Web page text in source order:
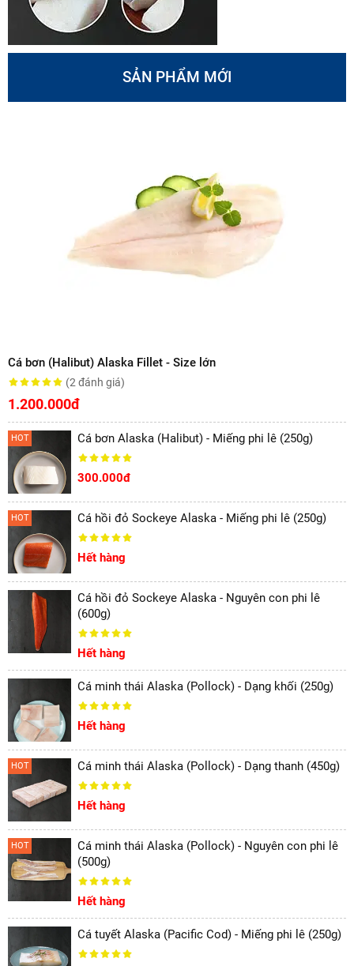
SẢN PHẨM MỚI
Cá bơn (Halibut) Alaska Fillet - Size lớn
(2 đánh giá)
1.200.000đ
HOT Cá bơn Alaska (Halibut) - Miếng phi lê (250g)
300.000đ
HOT Cá hồi đỏ Sockeye Alaska - Miếng phi lê (250g)
Hết hàng
Cá hồi đỏ Sockeye Alaska - Nguyên con phi lê
(600g)
Hết hàng
Cá minh thái Alaska (Pollock) - Dạng khối (250g)
Hết hàng
HOT Cá minh thái Alaska (Pollock) - Dạng thanh (450g)
Hết hàng
HOT
Cá minh thái Alaska (Pollock) - Nguyên con phi lê
(500g)
Hết hàng
Cá tuyết Alaska (Pacific Cod) - Miếng phi lê (250g)